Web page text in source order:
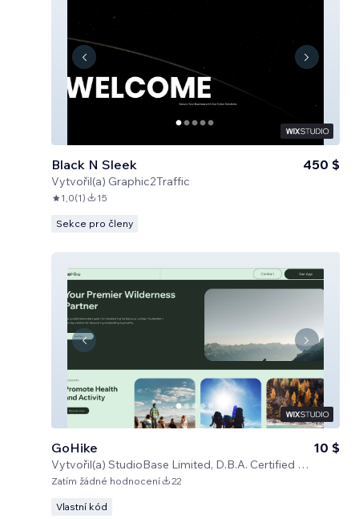
Black N Sleek
Vytvořil(a) Graphic2Traffic
450 $
1,0(1) 15
Sekce pro členy
GoHike
Vytvořil(a) StudioBase Limited, D.B.A. Certified Code
10 $
Zatím žádné hodnocení 22
Vlastní kód